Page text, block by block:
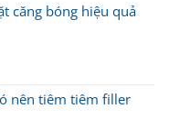
căng bóng hiệu quả
nên tiêm tiêm filler